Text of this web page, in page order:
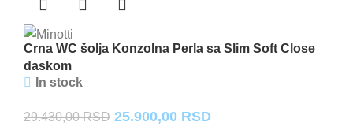
Crna WC šolja Konzolna Perla sa Slim Soft Close
daskom
In stock
29.430,00RSD Originalna
25.900,00 RSDTrenutna